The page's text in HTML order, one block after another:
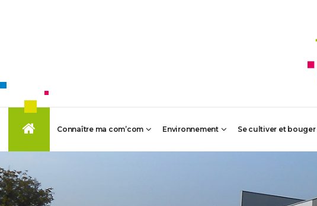
Connaître ma com’com Environnement Se cultiver et bouger